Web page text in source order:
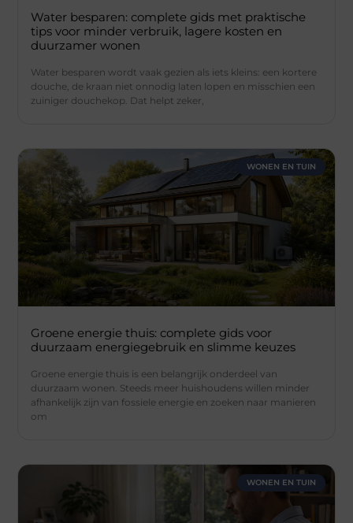
Water besparen: complete gids met praktische
tips voor minder verbruik, lagere kosten en
duurzamer wonen
Water besparen wordt vaak gezien als iets kleins: een kortere
douche, de kraan niet onnodig laten lopen en misschien een
zuiniger douchekop. Dat helpt zeker,
WONEN EN TUIN
Groene energie thuis: complete gids voor
duurzaam energiegebruik en slimme keuzes
Groene energie thuis is een belangrijk onderdeel van
duurzaam wonen. Steeds meer huishoudens willen minder
afhankelijk zijn van fossiele energie en zoeken naar manieren
om
WONEN EN TUIN